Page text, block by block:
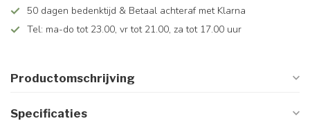
50 dagen bedenktijd & Betaal achteraf met Klarna
Tel: ma-do tot 23.00, vr tot 21.00, za tot 17.00 uur
Productomschrijving
Specificaties